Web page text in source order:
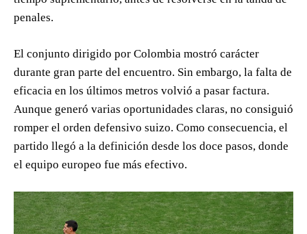
penales.
El conjunto dirigido por Colombia mostró carácter
durante gran parte del encuentro. Sin embargo, la falta de
eficacia en los últimos metros volvió a pasar factura.
Aunque generó varias oportunidades claras, no consiguió
romper el orden defensivo suizo. Como consecuencia, el
partido llegó a la definición desde los doce pasos, donde
el equipo europeo fue más efectivo.